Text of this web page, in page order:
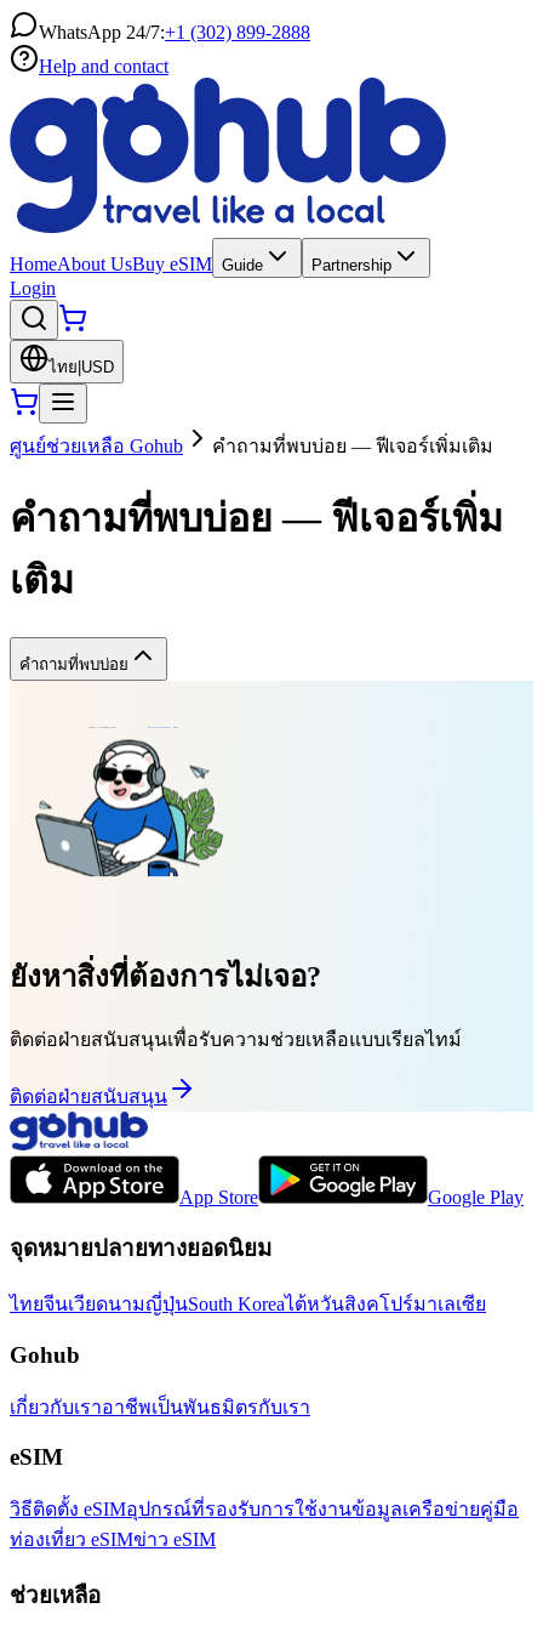
WhatsApp 24/7:+1 (302) 899-2888
Help and contact
HomeAbout UsBuy eSIM Guide Partnership
Login
ไทย USD
ศูนย์ช่วยเหลือ Gohub คำถามที่พบบ่อย — ฟีเจอร์เพิ่มเติม
คำถามที่พบบ่อย — ฟีเจอร์เพิ่ม
เติม
คำถามที่พบบ่อย
ยังหาสิ่งที่ต้องการไม่เจอ?
ติดต่อฝ่ายสนับสนุนเพื่อรับความช่วยเหลือแบบเรียลไทม์
ติดต่อฝ่ายสนับสนุน
App Store Google Play
จุดหมายปลายทางยอดนิยม
ไทยจีนเวียดนามญี่ปุ่นSouth Koreaไต้หวันสิงคโปร์มาเลเซีย
Gohub
เกี่ยวกับเราอาชีพเป็นพันธมิตรกับเรา
eSIM
วิธีติดตั้ง eSIMอุปกรณ์ที่รองรับการใช้งานข้อมูลเครือข่ายคู่มือ
ท่องเที่ยว eSIMข่าว eSIM
ช่วยเหลือ